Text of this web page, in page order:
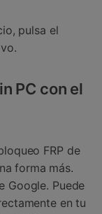
pulsa el
PC con el
FRP de
forma más.
Google. Puede
en tu